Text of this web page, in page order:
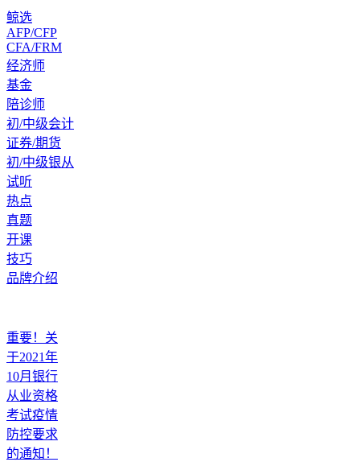
鲸选
AFP/CFP
CFA/FRM
经济师
基金
陪诊师
初/中级会计
证券/期货
初/中级银从
试听
热点
真题
开课
技巧
品牌介绍
重要！关
于2021年
10月银行
从业资格
考试疫情
防控要求
的通知！